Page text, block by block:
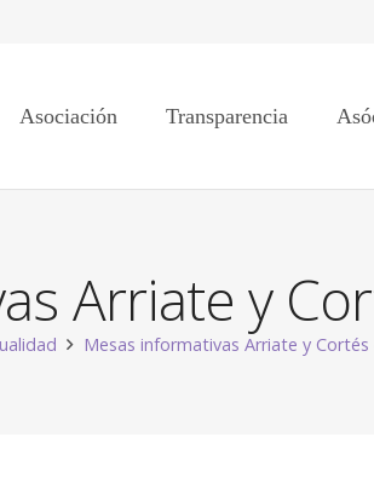
Asociación Transparencia
Arriate y
Mesas informativas Arriate y